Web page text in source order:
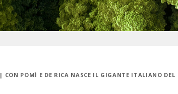
| CON POMÌ E DE RICA NASCE IL GIGANTE ITALIANO DEL